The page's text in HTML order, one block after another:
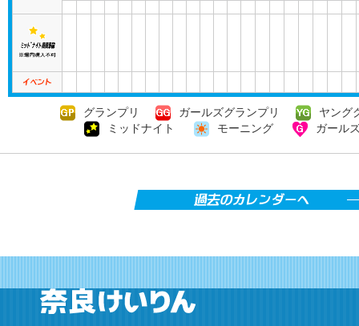
グランプリ ガールズグランプリ
ヤング
ミッドナイト
モーニング ガール